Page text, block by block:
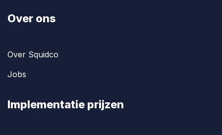
Over ons
Over Squidco
Jobs
Implementatie prijzen